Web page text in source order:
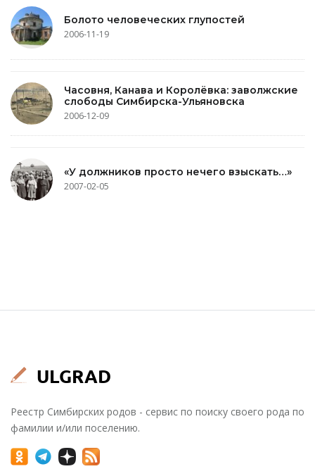
Болото человеческих глупостей
2006-11-19
Часовня, Канава и Королёвка: заволжские
слободы Симбирска-Ульяновска
2006-12-09
«У должников просто нечего взыскать…»
2007-02-05
Реестр Симбирских родов - сервис по поиску своего рода по
фамилии и/или поселению.